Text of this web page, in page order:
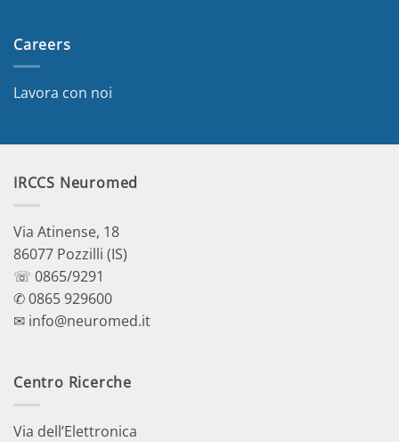
Careers
Lavora con noi
IRCCS Neuromed
Via Atinense, 18
86077 Pozzilli (IS)
☏ 0865/9291
✆ 0865 929600
✉ info@neuromed.it
Centro Ricerche
Via dell’Elettronica